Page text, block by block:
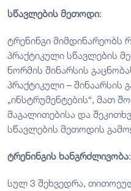
სწავლების მეთოდი:
ტრენინგი
პრაქტიკული სწავლების
ნორმის შინარსის
პრაქტიკული – შინაარსის
„ინსტრუმენტების“, მათ
მაგალითებისა და
სწავლების მეთოდის
ტრენინგის ხანგრძლივობა:
სულ 3 შეხვედრა,